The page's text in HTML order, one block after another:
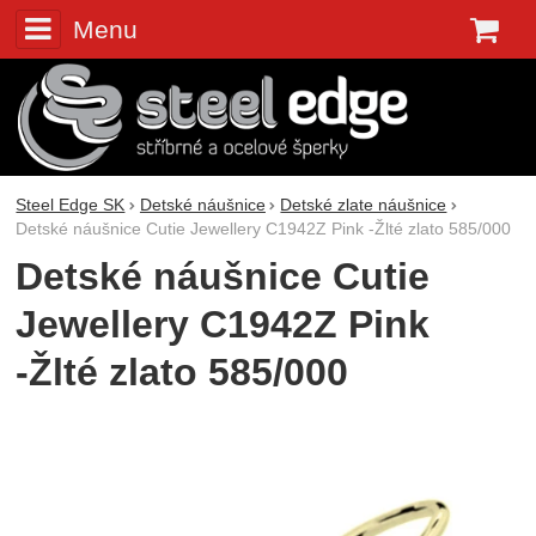
Menu
Steel Edge SK Detské náušnice
Detské zlate náušnice
Detské náušnice Cutie Jewellery C1942Z Pink -Žlté zlato 585/000
Detské náušnice Cutie
Jewellery C1942Z Pink
-Žlté zlato 585/000